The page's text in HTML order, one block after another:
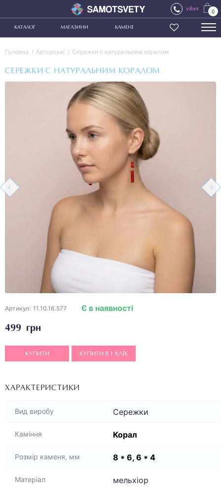
viber 0
КАТАЛОГ МАГАЗИНИ КАМЕНІ
Головна Авторські Сережки с натуральним коралом
СЕРЕЖКИ С НАТУРАЛЬНИМ КОРАЛОМ
Артикул: 11.10.16.577
499 грн
Є в наявності
КУПИТИ КУПИТИ В 1 КЛІК
ХАРАКТЕРИСТИКИ
Вид виробу Сережки
Каміння Корал
Розмір каменя, мм 8 * 6, 6 * 4
Матеріал мельхіор